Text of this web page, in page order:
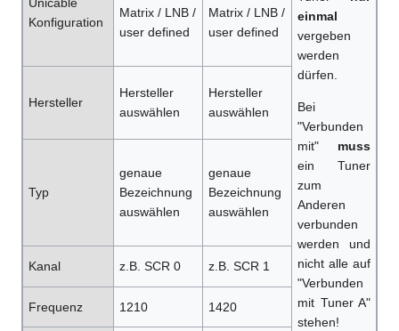
einmal
vergeben
werden
dürfen.
Bei
"Verbunden
mit" muss
ein Tuner
zum
Anderen
verbunden
werden und
nicht alle auf
"Verbunden
mit Tuner A"
stehen!
Unicable
Konfiguration
Matrix / LNB /
user defined
Matrix / LNB /
user defined
Hersteller
Hersteller
auswählen
Hersteller
auswählen
Typ
genaue
Bezeichnung
auswählen
genaue
Bezeichnung
auswählen
Kanal z.B. SCR 0 z.B. SCR 1
Frequenz 1210 1420